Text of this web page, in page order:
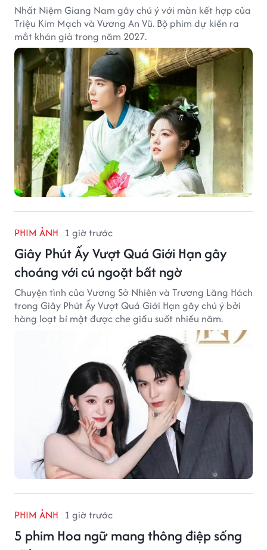
Nhất Niệm Giang Nam gây chú ý với màn kết hợp của
Triệu Kim Mạch và Vương An Vũ. Bộ phim dự kiến ra
mắt khán giả trong năm 2027.
PHIM ẢNH 1 giờ trước
Giây Phút Ấy Vượt Quá Giới Hạn gây
choáng với cú ngoặt bất ngờ
Chuyện tình của Vương Sở Nhiên và Trương Lăng Hách
trong Giây Phút Ấy Vượt Quá Giới Hạn gây chú ý bởi
hàng loạt bí mật được che giấu suốt nhiều năm.
PHIM ẢNH 1 giờ trước
5 phim Hoa ngữ mang thông điệp sống